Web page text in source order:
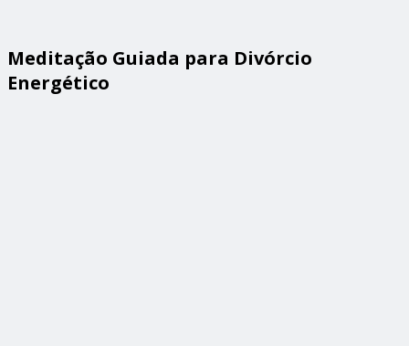
Meditação Guiada para Divórcio
Energético